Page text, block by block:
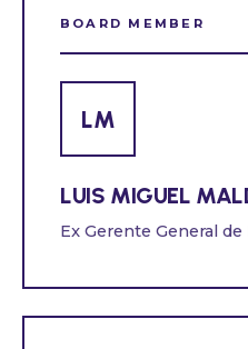
BOARD MEMBER
LM
LUIS MIGUEL
Ex Gerente General de